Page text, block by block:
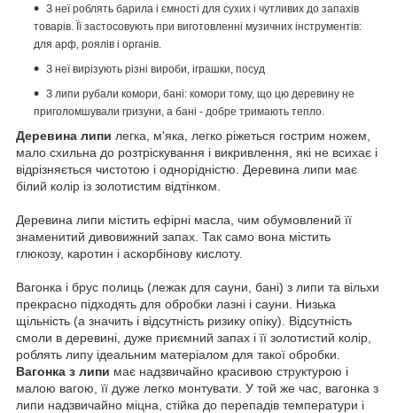
З неї роблять барила і ємності для сухих і чутливих до запахів
товарів. Її застосовують при виготовленні музичних інструментів:
для арф, роялів і органів.
З неї вирізують різні вироби, іграшки, посуд
З липи рубали комори, бані: комори тому, що цю деревину не
приголомшували гризуни, а бані - добре тримають тепло.
Деревина липи легка, м'яка, легко ріжеться гострим ножем,
мало схильна до розтріскування і викривлення, які не всихає і
відрізняється чистотою і однорідністю. Деревина липи має
білий колір із золотистим відтінком.
Деревина липи містить ефірні масла, чим обумовлений її
знаменитий дивовижний запах. Так само вона містить
глюкозу, каротин і аскорбінову кислоту.
Вагонка і брус полиць (лежак для сауни, бані) з липи та вільхи
прекрасно підходять для обробки лазні і сауни. Низька
щільність (а значить і відсутність ризику опіку). Відсутність
смоли в деревині, дуже приємний запах і її золотистий колір,
роблять липу ідеальним матеріалом для такої обробки.
Вагонка з липи має надзвичайно красивою структурою і
малою вагою, її дуже легко монтувати. У той же час, вагонка з
липи надзвичайно міцна, стійка до перепадів температури і